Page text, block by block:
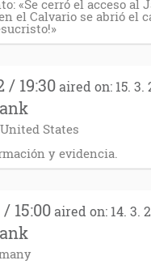
«Se cerró el acceso al
el Calvario se abrió el
/ 19:30 aired on: 15. 3.
States
y evidencia.
/ 15:00 aired on: 14. 3.